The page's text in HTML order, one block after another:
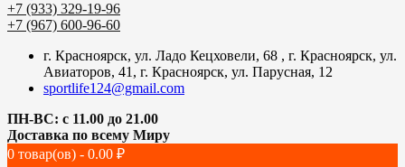
+7 (933) 329-19-96
+7 (967) 600-96-60
г. Красноярск, ул. Ладо Кецховели, 68 , г. Красноярск, ул.
Авиаторов, 41, г. Красноярск, ул. Парусная, 12
sportlife124@gmail.com
ПН-ВС: с 11.00 до 21.00
Доставка по всему Миру
0 товар(ов) - 0.00 ₽